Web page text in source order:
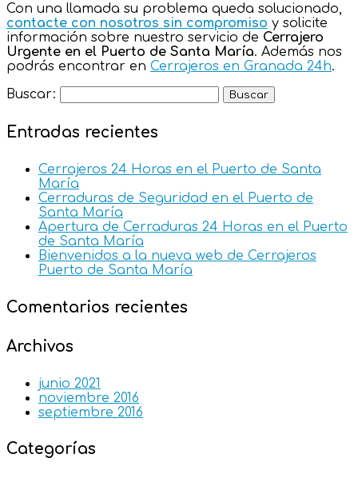
Con una llamada su problema queda solucionado,
contacte con nosotros sin compromiso y solicite
información sobre nuestro servicio de Cerrajero
Urgente en el Puerto de Santa María. Además nos
podrás encontrar en Cerrajeros en Granada 24h.
Buscar:
Entradas recientes
Cerrajeros 24 Horas en el Puerto de Santa
María
Cerraduras de Seguridad en el Puerto de
Santa María
Apertura de Cerraduras 24 Horas en el Puerto
de Santa María
Bienvenidos a la nueva web de Cerrajeros
Puerto de Santa María
Comentarios recientes
Archivos
junio 2021
noviembre 2016
septiembre 2016
Categorías